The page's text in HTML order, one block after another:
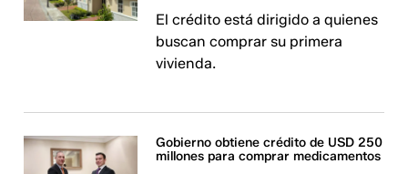
El crédito está dirigido a quienes
buscan comprar su primera
vivienda.
Gobierno obtiene crédito de USD 250
millones para comprar medicamentos